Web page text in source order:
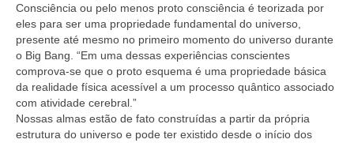
Consciência ou pelo menos proto consciência é teorizada por
eles para ser uma propriedade fundamental do universo,
presente até mesmo no primeiro momento do universo durante
o Big Bang. “Em uma dessas experiências conscientes
comprova-se que o proto esquema é uma propriedade básica
da realidade física acessível a um processo quântico associado
com atividade cerebral.”
Nossas almas estão de fato construídas a partir da própria
estrutura do universo e pode ter existido desde o início dos